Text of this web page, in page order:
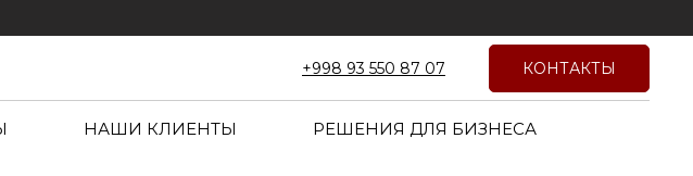
+998 93 550 87 07 КОНТАКТЫ
НАШИ КЛИЕНТЫ РЕШЕНИЯ ДЛЯ БИЗНЕСА